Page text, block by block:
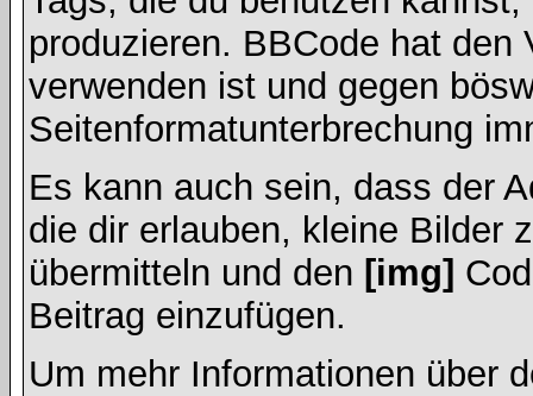
produzieren. BBCode hat
verwenden ist und gegen
Seitenformatunterbrechung
Es kann auch sein, dass der
die dir erlauben, kleine Bilder
übermitteln und den [img]
Beitrag einzufügen.
Um mehr Informationen über